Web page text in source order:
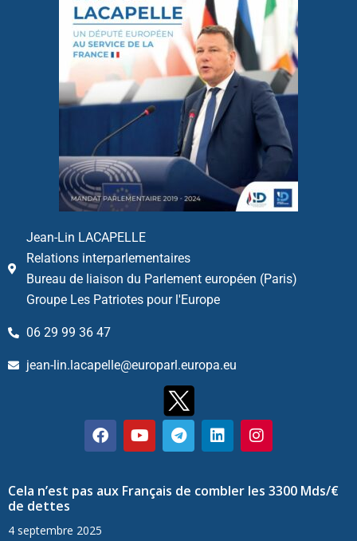
Jean-Lin LACAPELLE
Relations interparlementaires
Bureau de liaison du Parlement européen (Paris)
Groupe Les Patriotes pour l'Europe
06 29 99 36 47
jean-lin.lacapelle@europarl.europa.eu
Cela n’est pas aux Français de combler les 3300 Mds/€
de dettes
4 septembre 2025